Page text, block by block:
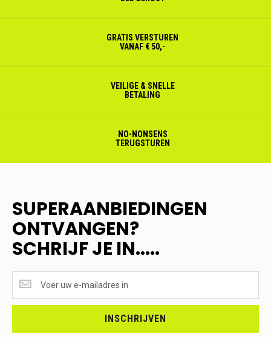
GRATIS VERSTUREN
VANAF € 50,-
VEILIGE & SNELLE
BETALING
NO-NONSENS
TERUGSTUREN
SUPERAANBIEDINGEN
ONTVANGEN?
SCHRIJF JE IN.....
ONTVANGEN?
<br>SCHRIJF
INSCHRIJVEN